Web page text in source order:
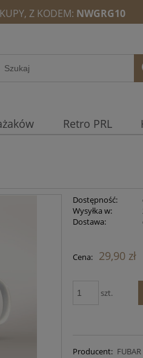
Z KODEM: NWGRG10
Retro PRL
Dostępność:
Wysyłka w:
Dostawa:
Cena: 29,90 zł
szt.
Producent: FUBAR